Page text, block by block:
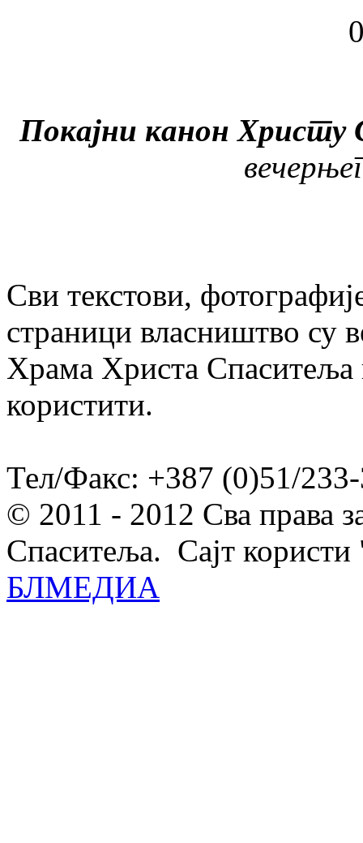
Покајни канон Христу
Сви текстови,
страници власништво су
Храма Христа Спаситеља
користити.
Тел/Факс: +387 (0)51/
© 2011 - 2012 Сва права
Спаситеља. Сајт
БЛМЕДИА